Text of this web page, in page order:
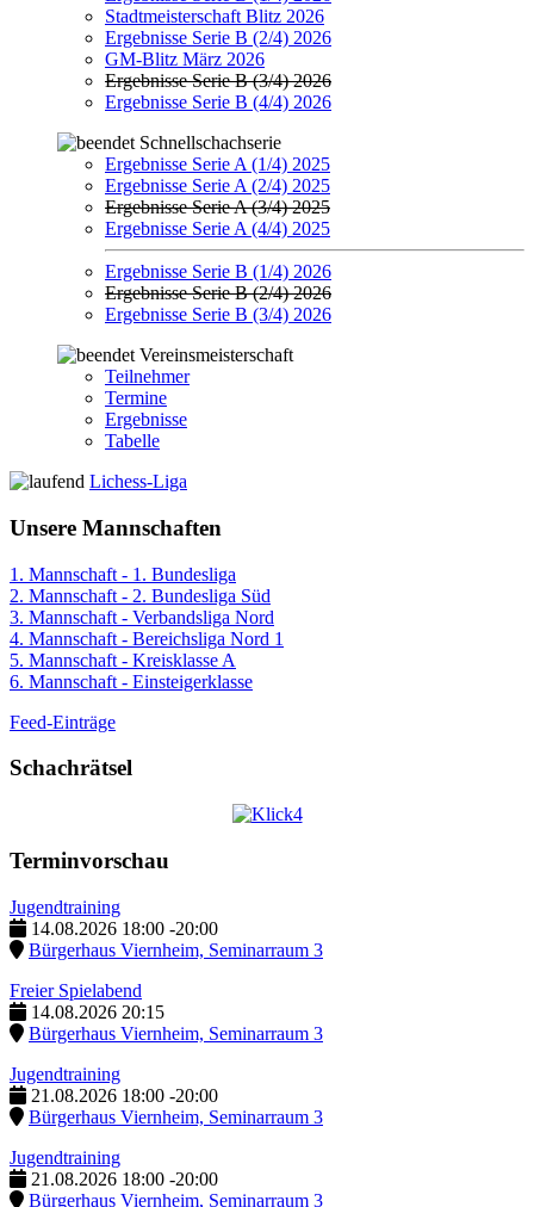
Stadtmeisterschaft Blitz 2026
Ergebnisse Serie B (2/4) 2026
GM-Blitz März 2026
Ergebnisse Serie B (3/4) 2026
Ergebnisse Serie B (4/4) 2026
Schnellschachserie
Ergebnisse Serie A (1/4) 2025
Ergebnisse Serie A (2/4) 2025
Ergebnisse Serie A (3/4) 2025
Ergebnisse Serie A (4/4) 2025
Ergebnisse Serie B (1/4) 2026
Ergebnisse Serie B (2/4) 2026
Ergebnisse Serie B (3/4) 2026
Vereinsmeisterschaft
Teilnehmer
Termine
Ergebnisse
Tabelle
Lichess-Liga
Unsere Mannschaften
1. Mannschaft - 1. Bundesliga
2. Mannschaft - 2. Bundesliga Süd
3. Mannschaft - Verbandsliga Nord
4. Mannschaft - Bereichsliga Nord 1
5. Mannschaft - Kreisklasse A
6. Mannschaft - Einsteigerklasse
Feed-Einträge
Schachrätsel
Terminvorschau
Jugendtraining
14.08.2026 18:00 -20:00
Bürgerhaus Viernheim, Seminarraum 3
Freier Spielabend
14.08.2026 20:15
Bürgerhaus Viernheim, Seminarraum 3
Jugendtraining
21.08.2026 18:00 -20:00
Bürgerhaus Viernheim, Seminarraum 3
Jugendtraining
21.08.2026 18:00 -20:00
Bürgerhaus Viernheim, Seminarraum 3